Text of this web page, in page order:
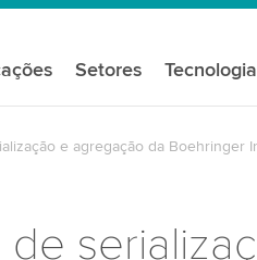
Setores Tecnologia
e agregação da Boehringer